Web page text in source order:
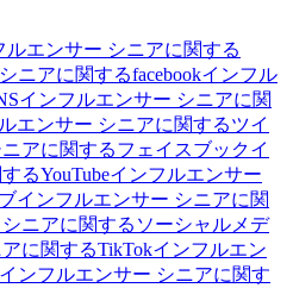
ルエンサー シニアに関する
シニアに関するfacebookインフル
インフルエンサー シニアに関
エンサー シニアに関するツイ
ニアに関するフェイスブックイ
るYouTubeインフルエンサー
インフルエンサー シニアに関
シニアに関するソーシャルメデ
アに関するTikTokインフルエン
ンフルエンサー シニアに関す